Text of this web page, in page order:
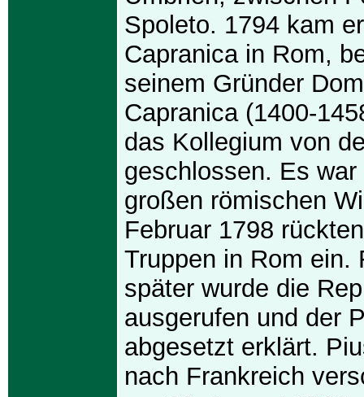
Spoleto. 1794 kam
Capranica in Rom,
seinem Gründer
Capranica (1400-
das Kollegium von
geschlossen. Es
großen römischen
Februar 1798
Truppen in Rom ein.
später wurde die
ausgerufen und der
abgesetzt erklärt.
nach Frankreich